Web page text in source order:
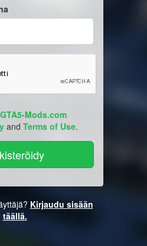
GTA5-Mods.com
and Terms of Use.
Kirjaudu sisään
täällä.